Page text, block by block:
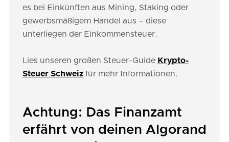
es bei Einkünften aus Mining, Staking oder
gewerbsmäßigem Handel aus – diese
unterliegen der Einkommensteuer.
Lies unseren großen Steuer-Guide Krypto-
Steuer Schweiz für mehr Informationen.
Achtung: Das Finanzamt
erfährt von deinen Algorand